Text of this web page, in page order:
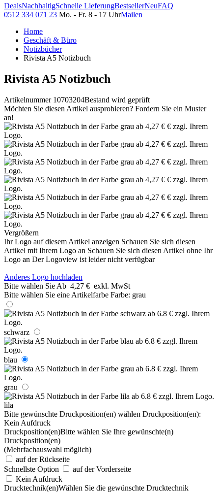
DealsNachhaltigSchnelle LieferungBestsellerNeuFAQ
0512 334 071 23 Mo. - Fr. 8 - 17 UhrMailen
Home
Geschäft & Büro
Notizbücher
Rivista A5 Notizbuch
Rivista A5 Notizbuch
Artikelnummer 10703204Bestand wird geprüft
Möchten Sie diesen Artikel ausprobieren? Fordern Sie ein Muster
an!
Vergrößern
Ihr Logo auf diesem Artikel anzeigen Schauen Sie sich diesen
Artikel mit Ihrem Logo an Schauen Sie sich diesen Artikel ohne Ihr
Logo an Der Logoview ist leider nicht verfügbar
Anderes Logo hochladen
Bitte wählen Sie Ab 4,27 € exkl. MwSt
Bitte wählen Sie eine Artikelfarbe Farbe: grau
schwarz
blau
grau
lila
Bitte gewünschte Druckposition(en) wählen Druckposition(en):
Kein Aufdruck
Druckposition(en)Bitte wählen Sie Ihre gewünschte(n)
Druckposition(en)
(Mehrfachauswahl möglich)
auf der Rückseite
Schnellste Option
auf der Vorderseite
Kein Aufdruck
Drucktechnik(en)Wählen Sie die gewünschte Drucktechnik